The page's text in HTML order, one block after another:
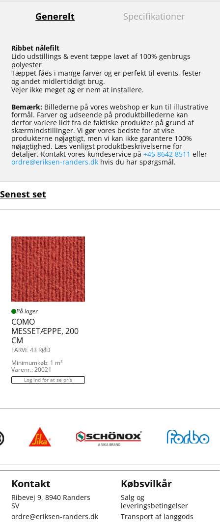
Generelt Specifikationer
Ribbet nålefilt
Lido udstillings & event tæppe lavet af 100% genbrugs
polyester
Tæppet fåes i mange farver og er perfekt til events, fester
og andet midlertiddigt brug.
Vejer ikke meget og er nem at installere.
Bemærk: Billederne på vores webshop er kun til illustrative
formål. Farver og udseende på produktbillederne kan
derfor variere lidt fra de faktiske produkter på grund af
skærmindstillinger. Vi gør vores bedste for at vise
produkterne nøjagtigt, men vi kan ikke garantere 100%
nøjagtighed. Læs venligst produktbeskrivelserne for
detaljer. Kontakt vores kundeservice på +45 8642 8511 eller
ordre@eriksen-randers.dk hvis du har spørgsmål.
Senest set
På lager
COMO
MESSETÆPPE, 200
CM
FARVE 43 RØD
Minimumkøb: 1 m²
Varenr.: 20021
Log ind for at se pris
Kontakt
Ribevej 9, 8940 Randers
SV
ordre@eriksen-randers.dk
Købsvilkår
Salg og
leveringsbetingelser
Transport af langgods